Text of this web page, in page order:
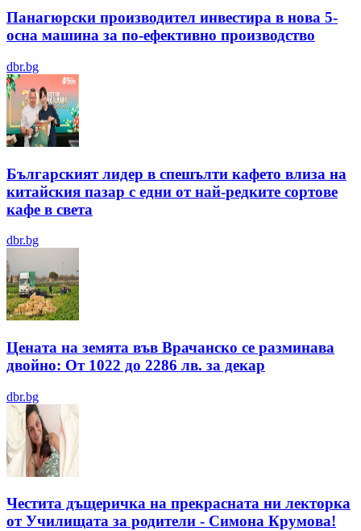
Панагюрски производител инвестира в нова 5-
осна машина за по-ефективно производство
dbr.bg
Българският лидер в спешълти кафето влиза на
китайския пазар с едни от най-редките сортове
кафе в света
dbr.bg
Цената на земята във Врачанско се разминава
двойно: От 1022 до 2286 лв. за декар
dbr.bg
Честита дъщеричка на прекрасната ни лекторка
от Училищата за родители - Симона Крумова!